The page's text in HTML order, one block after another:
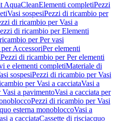
AquaCleanElementi completiPezzi
Vasi sospesiPezzi di ricambio per
di ricambio per Vasi a
di ricambio per Elementi
per Per vasi
AccessoriPer elementi
Pezzi di ricambio per Per elementi
e elementi completiMateriale di
sospesiPezzi di ricambio per Vasi
per Vasi a cacciataVasi a
a pavimentoVasi a cacciata per
Pezzi di ricambio per Vasi
esterna monobloccoVasi a
a cacciataCassette di risciacquo